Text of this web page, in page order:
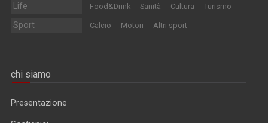
Life Food&Drink Sanità Cultura Turismo
Sport Calcio Motori Altri sport
chi siamo
Presentazione